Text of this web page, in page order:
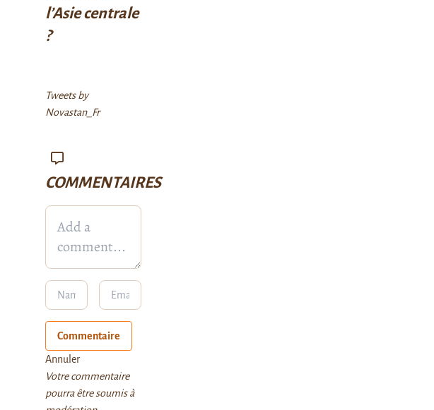
l’Asie centrale
?
Tweets by
Novastan_Fr
COMMENTAIRES
Commentaire
Annuler
Votre commentaire
pourra être soumis à